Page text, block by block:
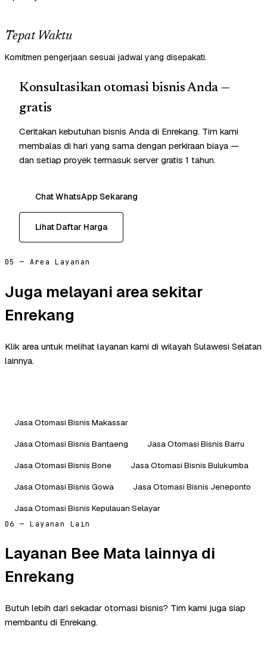
Tepat Waktu
Komitmen pengerjaan sesuai jadwal yang disepakati.
Konsultasikan otomasi bisnis Anda —
gratis
Ceritakan kebutuhan bisnis Anda di Enrekang. Tim kami
membalas di hari yang sama dengan perkiraan biaya —
dan setiap proyek termasuk server gratis 1 tahun.
Chat WhatsApp Sekarang
Lihat Daftar Harga
05 — Area Layanan
Juga melayani area sekitar
Enrekang
Klik area untuk melihat layanan kami di wilayah Sulawesi Selatan
lainnya.
Jasa Otomasi Bisnis Makassar
Jasa Otomasi Bisnis Bantaeng
Jasa Otomasi Bisnis Barru
Jasa Otomasi Bisnis Bone
Jasa Otomasi Bisnis Bulukumba
Jasa Otomasi Bisnis Gowa
Jasa Otomasi Bisnis Jeneponto
Jasa Otomasi Bisnis Kepulauan Selayar
06 — Layanan Lain
Layanan Bee Mata lainnya di
Enrekang
Butuh lebih dari sekadar otomasi bisnis? Tim kami juga siap
membantu di Enrekang.